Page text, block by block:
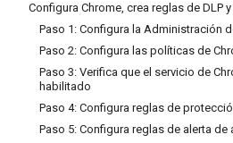
Configura Chrome, crea reglas de DLP
Paso 1: Configura la Administración
Paso 2: Configura las políticas de
Paso 3: Verifica que el servicio de
habilitado
Paso 4: Configura reglas de
Paso 5: Configura reglas de alerta de